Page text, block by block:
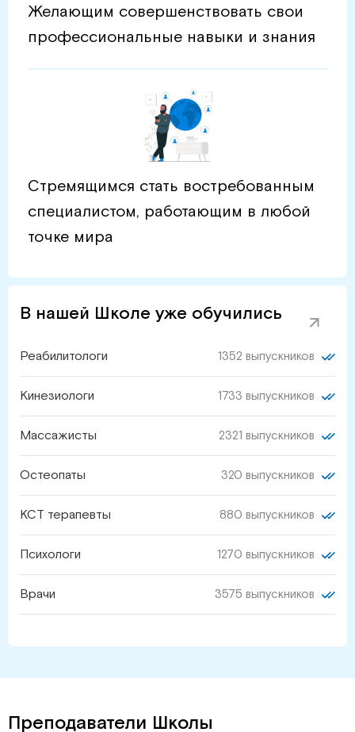
Желающим совершенствовать свои
профессиональные навыки и знания
Стремящимся стать востребованным
специалистом, работающим в любой
точке мира
В нашей Школе уже обучились
Реабилитологи 1352 выпускников
Кинезиологи 1733 выпускников
Массажисты 2321 выпускников
Остеопаты 320 выпускников
КСТ терапевты 880 выпускников
Психологи 1270 выпускников
Врачи 3575 выпускников
Преподаватели Школы